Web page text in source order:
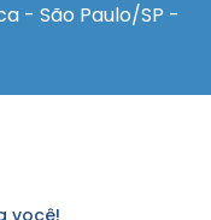
- São Paulo/SP -